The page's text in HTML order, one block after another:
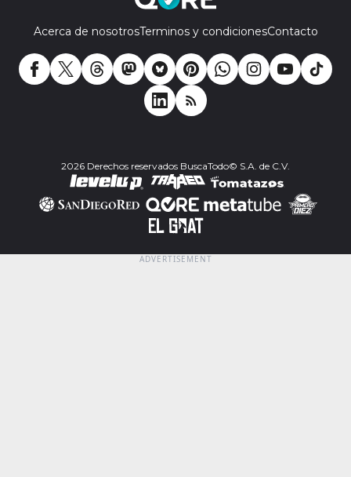
Acerca de nosotrosTerminos y condicionesContacto
2026 Derechos reservados BuscaTodo© S.A. de C.V.